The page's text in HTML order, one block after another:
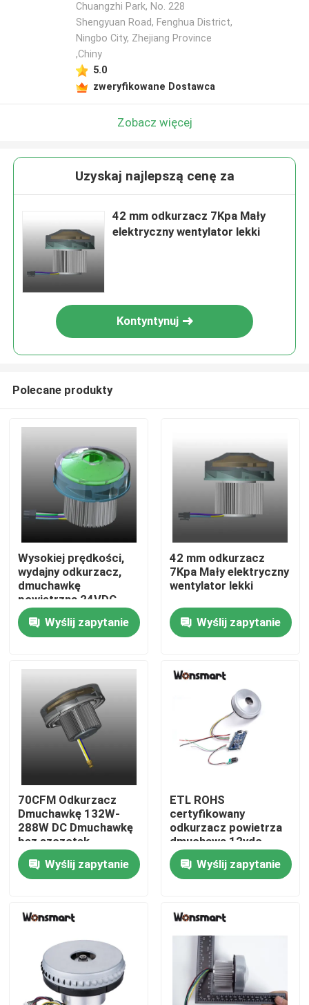
Do domu
Kontrola jakości
Skontaktuj się z nami
Nowości
Sprawy
Poproś o wycenę
Chuangzhi Park, No. 228
Shengyuan Road, Fenghua District,
Ningbo City, Zhejiang Province
,Chiny
5.0
zweryfikowane Dostawca
Zobacz więcej
Uzyskaj najlepszą cenę za
42 mm odkurzacz 7Kpa Mały
elektryczny wentylator lekki
Kontyntynuj
Polecane produkty
Wysokiej prędkości,
wydajny odkurzacz,
dmuchawkę
powietrzną 24VDC,
niski poziom hałasu
Wyślij zapytanie
42 mm odkurzacz
7Kpa Mały elektryczny
wentylator lekki
Wyślij zapytanie
70CFM Odkurzacz
Dmuchawkę 132W-
288W DC Dmuchawkę
bez szczotek
Wyślij zapytanie
ETL ROHS
certyfikowany
odkurzacz powietrza
dmuchawa 12vdc
dmuchawa
wentylatora
Wyślij zapytanie